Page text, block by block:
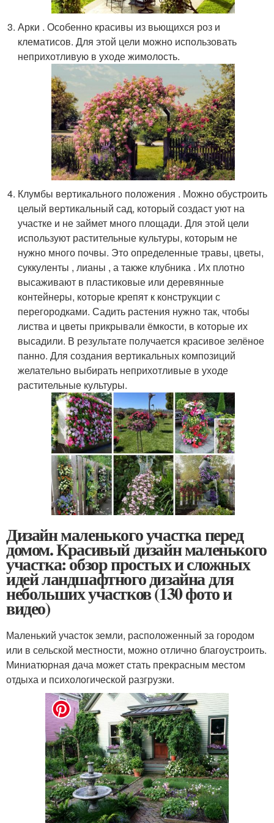
Арки . Особенно красивы из вьющихся роз и
клематисов. Для этой цели можно использовать
неприхотливую в уходе жимолость.
Клумбы вертикального положения . Можно обустроить
целый вертикальный сад, который создаст уют на
участке и не займет много площади. Для этой цели
используют растительные культуры, которым не
нужно много почвы. Это определенные травы, цветы,
суккуленты , лианы , а также клубника . Их плотно
высаживают в пластиковые или деревянные
контейнеры, которые крепят к конструкции с
перегородками. Садить растения нужно так, чтобы
листва и цветы прикрывали ёмкости, в которые их
высадили. В результате получается красивое зелёное
панно. Для создания вертикальных композиций
желательно выбирать неприхотливые в уходе
растительные культуры.
Дизайн маленького участка перед
домом. Красивый дизайн маленького
участка: обзор простых и сложных
идей ландшафтного дизайна для
небольших участков (130 фото и
видео)
Маленький участок земли, расположенный за городом
или в сельской местности, можно отлично благоустроить.
Миниатюрная дача может стать прекрасным местом
отдыха и психологической разгрузки.